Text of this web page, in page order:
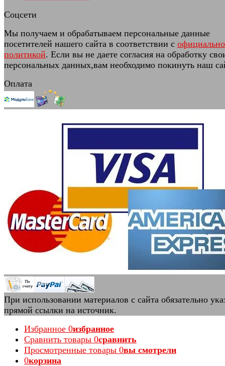
Соцсети
Мы получаем и обрабатываем персональные данные
посетителей нашего сайта в соответствии с
политикой. Если вы не даете согласия на обработку
персональных данных,вам необходимо покинуть наш
Оплата
При использовании материалов с сайта обязательно
прямой ссылки на источник.
Избранное 0избранное
Сравнить товары 0сравнить
Просмотренные товары 0вы смотрели
0корзина